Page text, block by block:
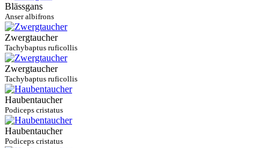
Blässgans
Anser albifrons
Zwergtaucher
Tachybaptus ruficollis
Zwergtaucher
Tachybaptus ruficollis
Haubentaucher
Podiceps cristatus
Haubentaucher
Podiceps cristatus